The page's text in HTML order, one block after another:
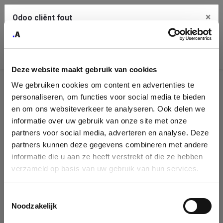
Deze website maakt gebruik van cookies
We gebruiken cookies om content en advertenties te
personaliseren, om functies voor social media te bieden
en om ons websiteverkeer te analyseren. Ook delen we
informatie over uw gebruik van onze site met onze
partners voor social media, adverteren en analyse. Deze
partners kunnen deze gegevens combineren met andere
informatie die u aan ze heeft verstrekt of die ze hebben
verzameld op basis van uw gebruik van hun services.
Noodzakelijk
Identificatie
onderneming
Please fill in your company details
You can search a company in our database by name, VAT or
enterprise ID. When a company is selected it will auto-complete the
form. If you don't find your company in our database, you can create
Odoo cliënt fout ×
klembord
Je dient de kopieer knop te gebruiken om de fout te melden
aan support.
Bekijk details